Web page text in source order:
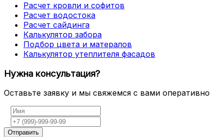
Расчет кровли и софитов
Расчет водостока
Расчет сайдинга
Калькулятор забора
Подбор цвета и матералов
Калькулятор утеплителя фасадов
Нужна консультация?
Оставьте заявку и мы свяжемся с вами оперативно
Отправить